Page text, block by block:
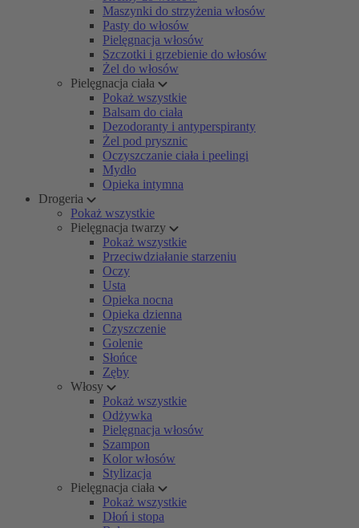
Maszynki do strzyżenia włosów
Pasty do włosów
Pielęgnacja włosów
Szczotki i grzebienie do włosów
Żel do włosów
Pielęgnacja ciała
Pokaż wszystkie
Balsam do ciała
Dezodoranty i antyperspiranty
Żel pod prysznic
Oczyszczanie ciała i peelingi
Mydło
Opieka intymna
Drogeria
Pokaż wszystkie
Pielęgnacja twarzy
Pokaż wszystkie
Przeciwdziałanie starzeniu
Oczy
Usta
Opieka nocna
Opieka dzienna
Czyszczenie
Golenie
Słońce
Zęby
Włosy
Pokaż wszystkie
Odżywka
Pielęgnacja włosów
Szampon
Kolor włosów
Stylizacja
Pielęgnacja ciała
Pokaż wszystkie
Dłoń i stopa